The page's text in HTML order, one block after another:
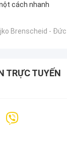
cách nhanh
Brenscheid - Đức
TRỰC TUYẾN